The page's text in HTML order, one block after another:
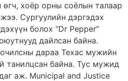
өгч, хоёр орны соёлын талаар
Сургуулийн дэргэдэх
болох “Dr Pepper”
дайлсан байна.
дараа Техас мужийн
танилцсан байна. Тус мужид
аж. Municipal and Justice